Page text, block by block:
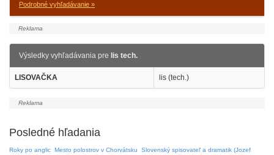
Podrobné vyhľadávanie »
Výsledky vyhľadávania pre lis tech.
LISOVAČKA lis (tech.)
Posledné hľadania
Roky po anglic Mesto polostrov v Chorvátsku Slovenský spisovateľ a dramatik (Jozef